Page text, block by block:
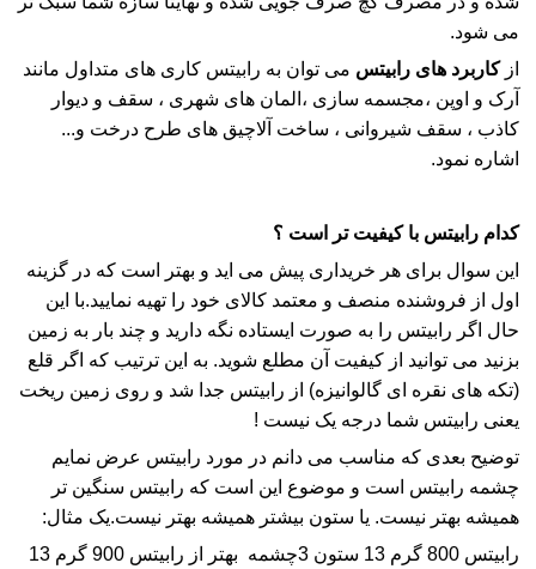
می شود.
ازکاربرد های رابیتس می توان به رابیتس کاری های متداول مانند
آرک و اوپن ،مجسمه سازی ،المان های شهری ، سقف و دیوار
کاذب ، سقف شیروانی ، ساخت آلاچیق های طرح درخت و...
اشاره نمود.
کدام رابیتس با کیفیت تر است ؟
این سوال برای هر خریداری پیش می اید و بهتر است که در گزینه
اول از فروشنده منصف و معتمد کالای خود را تهیه نمایید.با این
حال اگر رابیتس را به صورت ایستاده نگه دارید و چند بار به زمین
بزنید می توانید از کیفیت آن مطلع شوید. به این ترتیب که اگر قلع
(تکه های نقره ای گالوانیزه) از رابیتس جدا شد و روی زمین ریخت
یعنی رابیتس شما درجه یک نیست !
توضیح بعدی که مناسب می دانم در مورد رابیتس عرض نمایم
چشمه رابیتس است و موضوع این است که رابیتس سنگین تر
همیشه بهتر نیست. یا ستون بیشتر همیشه بهتر نیست.یک مثال:
رابیتس
رابیتس
900 گرم 13